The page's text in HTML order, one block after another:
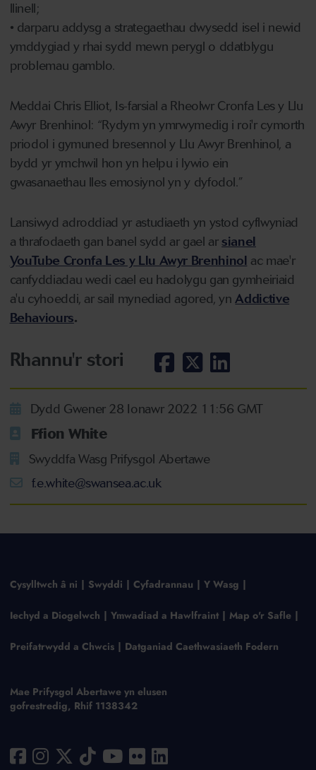
llinell;
• darparu addysg a strategaethau dwysedd isel i newid
ymddygiad y rhai sydd mewn perygl o ddatblygu
problemau gamblo.
Meddai Chris Elliot, Is-farsial a Rheolwr Cronfa Les y Llu
Awyr Brenhinol: “Rydym yn ymrwymedig i roi'r cymorth
priodol i gymuned bresennol y Llu Awyr Brenhinol, a
bydd yr ymchwil hon yn helpu i lywio ein
gwasanaethau lles emosiynol yn y dyfodol.”
Lansiwyd adroddiad yr astudiaeth yn ystod cyflwyniad
a thrafodaeth gan banel sydd ar gael ar sianel
YouTube Cronfa Les y Llu Awyr Brenhinol ac mae'r
canfyddiadau wedi cael eu hadolygu gan gymheiriaid
a'u cyhoeddi, ar sail mynediad agored, ynAddictive
Behaviours.
Rhannu'r stori
Dydd Gwener 28 Ionawr 2022 11:56 GMT
Ffion White
Swyddfa Wasg Prifysgol Abertawe
f.e.white@swansea.ac.uk
Cysylltwch â ni Swyddi Cyfadrannau Y Wasg
Iechyd a Diogelwch Ymwadiad a Hawlfraint Map o'r Safle
Preifatrwydd a Chwcis Datganiad Caethwasiaeth Fodern
Mae Prifysgol Abertawe yn elusen
gofrestredig, Rhif 1138342